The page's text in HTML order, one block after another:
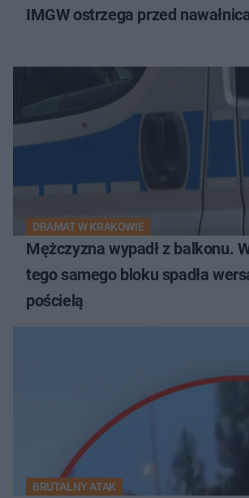
IMGW ostrzega przed
DRAMAT W KRAKOWIE
Mężczyzna wypadł z balkonu.
tego samego bloku spadła
pościelą
BRUTALNY ATAK